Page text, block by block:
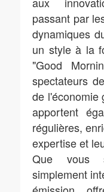
passant par
dynamiques
un style à la
"Good
spectateurs
de l'économie
apportent
régulières,
expertise et
Que vous
simplement